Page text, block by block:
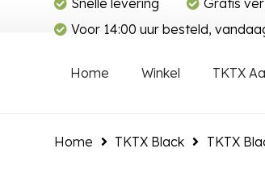
Snelle levering Gratis
Voor 14:00 uur besteld,
Home Winkel TKTX
Home TKTX Black TKTX